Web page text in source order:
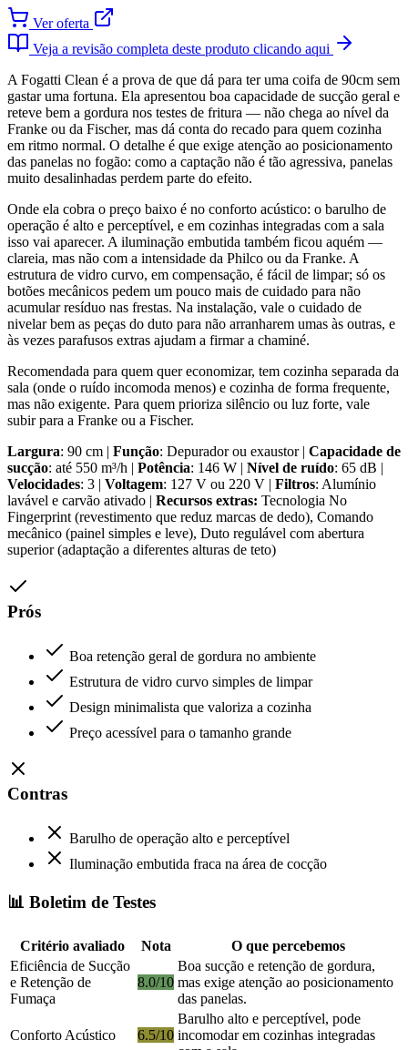
Ver oferta
Veja a revisão completa deste produto clicando aqui
A Fogatti Clean é a prova de que dá para ter uma coifa de 90cm sem
gastar uma fortuna. Ela apresentou boa capacidade de sucção geral e
reteve bem a gordura nos testes de fritura — não chega ao nível da
Franke ou da Fischer, mas dá conta do recado para quem cozinha
em ritmo normal. O detalhe é que exige atenção ao posicionamento
das panelas no fogão: como a captação não é tão agressiva, panelas
muito desalinhadas perdem parte do efeito.
Onde ela cobra o preço baixo é no conforto acústico: o barulho de
operação é alto e perceptível, e em cozinhas integradas com a sala
isso vai aparecer. A iluminação embutida também ficou aquém —
clareia, mas não com a intensidade da Philco ou da Franke. A
estrutura de vidro curvo, em compensação, é fácil de limpar; só os
botões mecânicos pedem um pouco mais de cuidado para não
acumular resíduo nas frestas. Na instalação, vale o cuidado de
nivelar bem as peças do duto para não arranharem umas às outras, e
às vezes parafusos extras ajudam a firmar a chaminé.
Recomendada para quem quer economizar, tem cozinha separada da
sala (onde o ruído incomoda menos) e cozinha de forma frequente,
mas não exigente. Para quem prioriza silêncio ou luz forte, vale
subir para a Franke ou a Fischer.
Largura: 90 cm | Função: Depurador ou exaustor | Capacidade de
sucção: até 550 m³/h | Potência: 146 W | Nível de ruído: 65 dB |
Velocidades: 3 | Voltagem: 127 V ou 220 V | Filtros: Alumínio
lavável e carvão ativado | Recursos extras: Tecnologia No
Fingerprint (revestimento que reduz marcas de dedo), Comando
mecânico (painel simples e leve), Duto regulável com abertura
superior (adaptação a diferentes alturas de teto)
Prós
Boa retenção geral de gordura no ambiente
Estrutura de vidro curvo simples de limpar
Design minimalista que valoriza a cozinha
Preço acessível para o tamanho grande
Contras
Barulho de operação alto e perceptível
Iluminação embutida fraca na área de cocção
📊 Boletim de Testes
Critério avaliado Nota
O que percebemos
Eficiência de Sucção
e Retenção de
Fumaça
8.0/10
Boa sucção e retenção de gordura,
mas exige atenção ao posicionamento
das panelas.
Conforto Acústico 6.5/10
Barulho alto e perceptível, pode
incomodar em cozinhas integradas